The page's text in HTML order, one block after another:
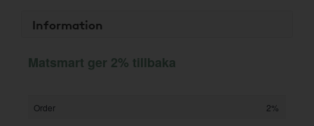
Information
Matsmart ger 2% tillbaka
Order 2%